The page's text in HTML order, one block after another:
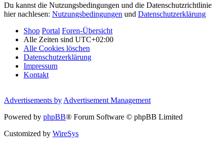
Du kannst die Nutzungsbedingungen und die Datenschutzrichtlinie
hier nachlesen: Nutzungsbedingungen und Datenschutzerklärung
Shop Portal Foren-Übersicht
Alle Zeiten sind UTC+02:00
Alle Cookies löschen
Datenschutzerklärung
Impressum
Kontakt
Advertisements by Advertisement Management
Powered by phpBB® Forum Software © phpBB Limited
Customized by WireSys